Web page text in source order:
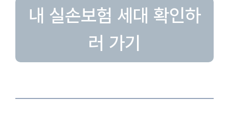
내 실손보험 세대 확인하
러 가기